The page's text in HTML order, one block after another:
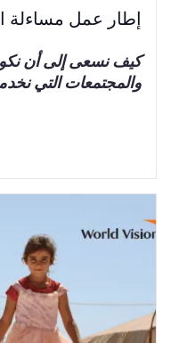
إطار عمل مساءلة
كيف نسعى إلى أن
والمجتمعات التي